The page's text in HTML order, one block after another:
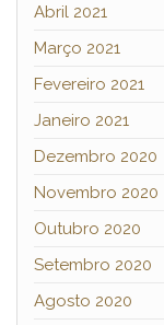
Abril 2021
Março 2021
Fevereiro 2021
Janeiro 2021
Dezembro 2020
Novembro 2020
Outubro 2020
Setembro 2020
Agosto 2020